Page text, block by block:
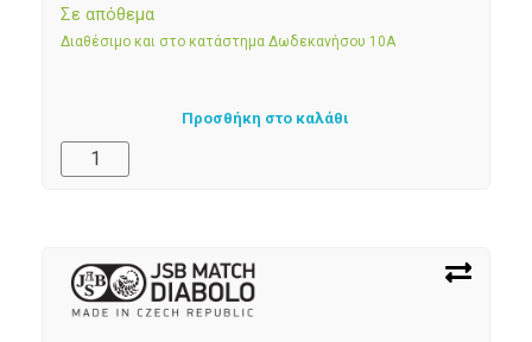
Σε απόθεμα
Διαθέσιμο και στο κατάστημα Δωδεκανήσου 10Α
Προσθήκη στο καλάθι